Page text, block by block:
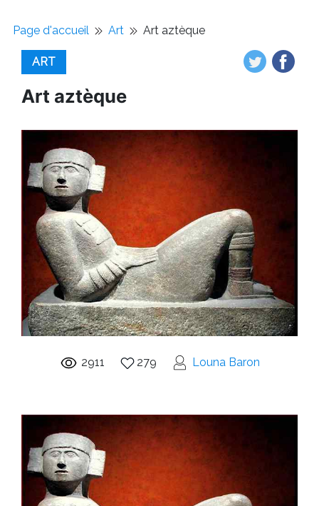
Page d'accueil Art Art aztèque
ART
Art aztèque
2911 279 Louna Baron